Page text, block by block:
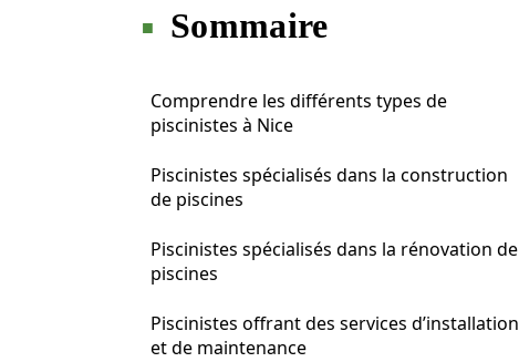
Sommaire
Comprendre les différents types de
piscinistes à Nice
Piscinistes spécialisés dans la construction
de piscines
Piscinistes spécialisés dans la rénovation de
piscines
Piscinistes offrant des services d’installation
et de maintenance